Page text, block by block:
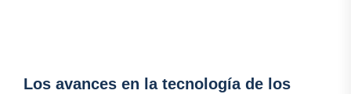
Los avances en la tecnología de los